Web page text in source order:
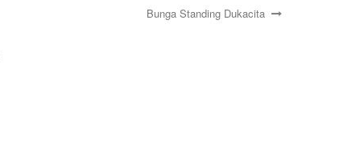
Bunga Standing Dukacita